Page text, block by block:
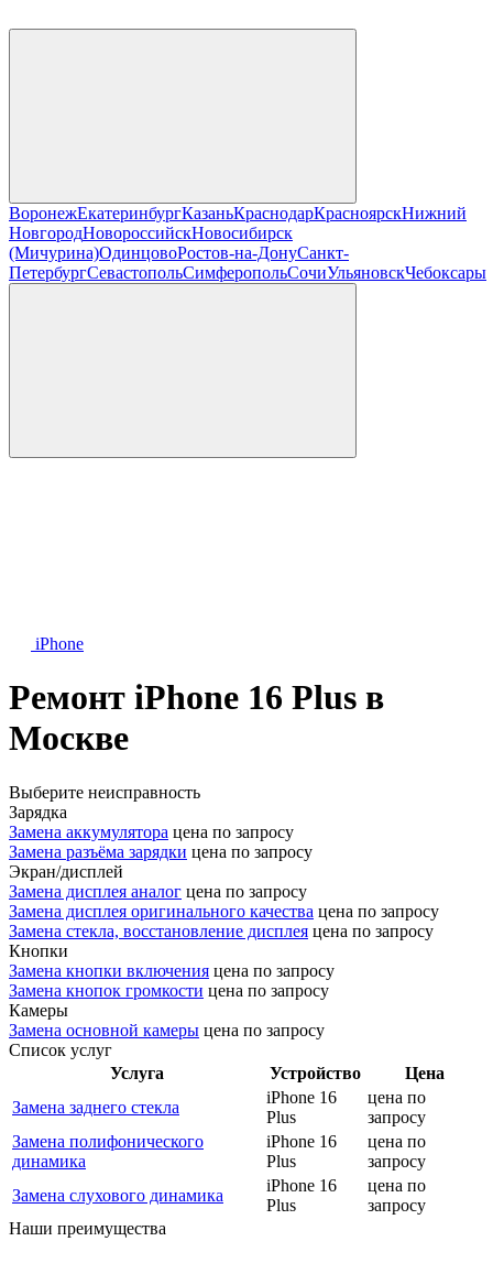
ВоронежЕкатеринбургКазаньКраснодарКрасноярскНижний
НовгородНовороссийскНовосибирск
(Мичурина)ОдинцовоРостов-на-ДонуСанкт-
ПетербургСевастопольСимферопольСочиУльяновскЧебоксары
iPhone
Ремонт iPhone 16 Plus в
Москве
Выберите неисправность
Зарядка
Замена аккумулятора цена по запросу
Замена разъёма зарядки цена по запросу
Экран/дисплей
Замена дисплея аналог цена по запросу
Замена дисплея оригинального качества цена по запросу
Замена стекла, восстановление дисплея цена по запросу
Кнопки
Замена кнопки включения цена по запросу
Замена кнопок громкости цена по запросу
Камеры
Замена основной камеры цена по запросу
Список услуг
Услуга
Устройство
Цена
Замена заднего стекла
iPhone 16
Plus
цена по
запросу
Замена полифонического
динамика
iPhone 16
Plus
цена по
запросу
Замена слухового динамика
iPhone 16
Plus
цена по
запросу
Наши преимущества